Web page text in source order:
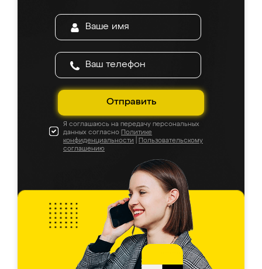
Отправить
Я соглашаюсь на передачу персональных
данных согласно Политике
конфиденциальности
Пользовательскому
соглашению